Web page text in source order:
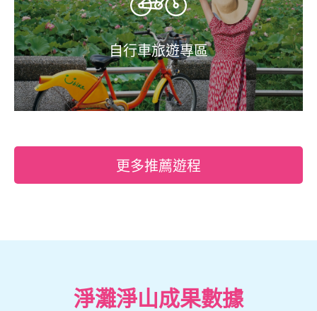
自行車旅遊專區
更多推薦遊程
淨灘淨山成果數據